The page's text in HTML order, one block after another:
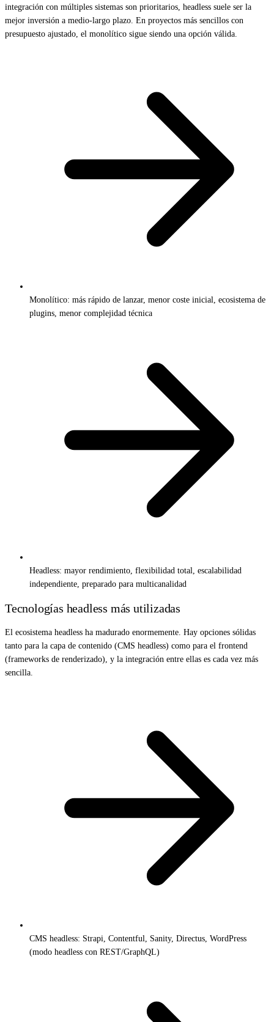
integración con múltiples sistemas son prioritarios, headless suele ser la
mejor inversión a medio-largo plazo. En proyectos más sencillos con
presupuesto ajustado, el monolítico sigue siendo una opción válida.
Monolítico: más rápido de lanzar, menor coste inicial, ecosistema de
plugins, menor complejidad técnica
Headless: mayor rendimiento, flexibilidad total, escalabilidad
independiente, preparado para multicanalidad
Tecnologías headless más utilizadas
El ecosistema headless ha madurado enormemente. Hay opciones sólidas
tanto para la capa de contenido (CMS headless) como para el frontend
(frameworks de renderizado), y la integración entre ellas es cada vez más
sencilla.
CMS headless: Strapi, Contentful, Sanity, Directus, WordPress
(modo headless con REST/GraphQL)